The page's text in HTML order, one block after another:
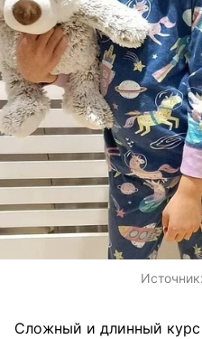
Источник:
Сложный и длинный